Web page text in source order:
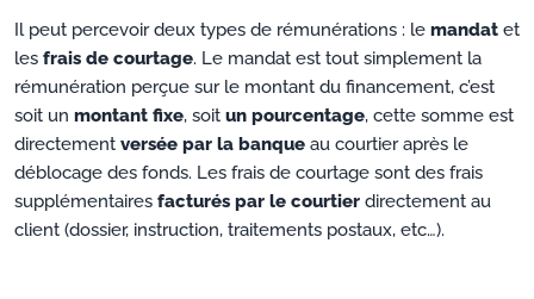
Il peut percevoir deux types de rémunérations : le mandat et
les frais de courtage. Le mandat est tout simplement la
rémunération perçue sur le montant du financement, c’est
soit un montant fixe, soit un pourcentage, cette somme est
directement versée par la banque au courtier après le
déblocage des fonds. Les frais de courtage sont des frais
supplémentaires facturés par le courtier directement au
client (dossier, instruction, traitements postaux, etc…).